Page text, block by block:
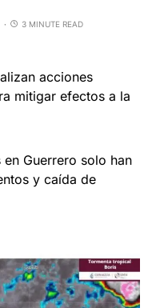
3 MINUTE READ
acciones
mitigar efectos a la
Guerrero solo han
y caída de